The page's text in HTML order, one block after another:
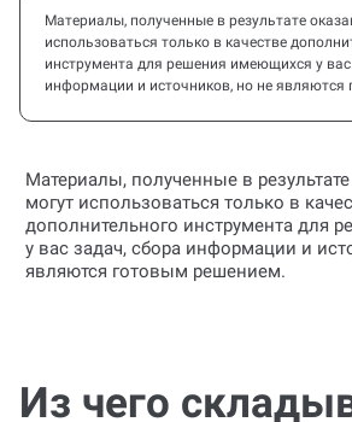
Материалы, полученные в результате
использоваться только в качестве
инструмента для решения имеющихся у вас
информации и источников, но не
Материалы, полученные в результате
могут использоваться только в
дополнительного инструмента для
у вас задач, сбора информации и
являются готовым решением.
Из чего